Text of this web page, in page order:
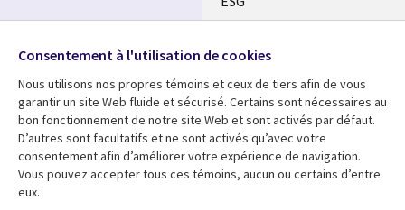
Fusions
Salle de presse
Ressources
Articles
Support
Suivez-nous
Social
Media
Global
FR
Consentement à l'utilisation de cookies
Nous utilisons nos propres témoins et ceux de tiers afin de vous
garantir un site Web fluide et sécurisé. Certains sont nécessaires au
bon fonctionnement de notre site Web et sont activés par défaut.
D’autres sont facultatifs et ne sont activés qu’avec votre
consentement afin d’améliorer votre expérience de navigation.
Vous pouvez accepter tous ces témoins, aucun ou certains d’entre
eux.